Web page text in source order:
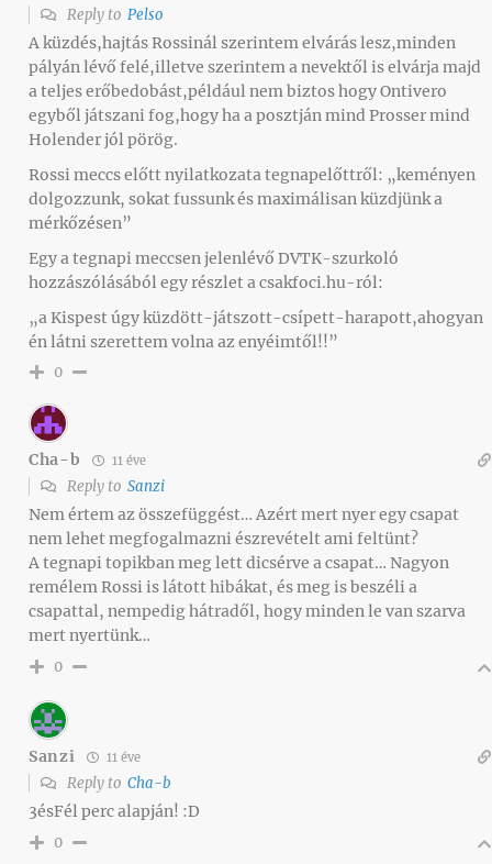
Reply to Pelso
A küzdés,hajtás Rossinál szerintem elvárás lesz,minden
pályán lévő felé,illetve szerintem a nevektől is elvárja majd
a teljes erőbedobást,például nem biztos hogy Ontivero
egyből játszani fog,hogy ha a posztján mind Prosser mind
Holender jól pörög.
Rossi meccs előtt nyilatkozata tegnapelőttről: „keményen
dolgozzunk, sokat fussunk és maximálisan küzdjünk a
mérkőzésen”
Egy a tegnapi meccsen jelenlévő DVTK-szurkoló
hozzászólásából egy részlet a csakfoci.hu-ról:
„a Kispest úgy küzdött-játszott-csípett-harapott,ahogyan
én látni szerettem volna az enyéimtől!!”
0
Cha-b 11 éve
Reply to Sanzi
Nem értem az összefüggést… Azért mert nyer egy csapat
nem lehet megfogalmazni észrevételt ami feltünt?
A tegnapi topikban meg lett dicsérve a csapat… Nagyon
remélem Rossi is látott hibákat, és meg is beszéli a
csapattal, nempedig hátradől, hogy minden le van szarva
mert nyertünk…
0
Sanzi 11 éve
Reply to Cha-b
3ésFél perc alapján! :D
0